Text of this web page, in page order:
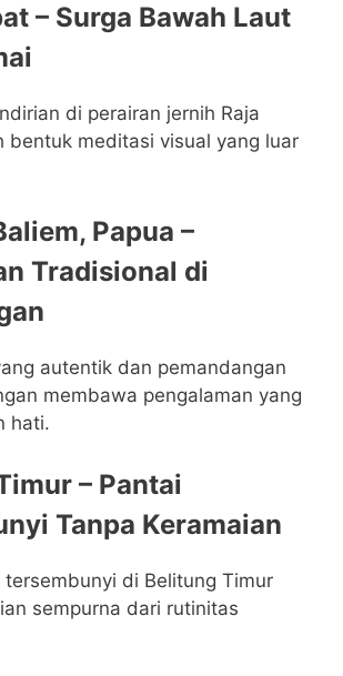
– Surga Bawah Laut
di perairan jernih Raja
bentuk meditasi visual yang luar
Papua –
Tradisional di
autentik dan pemandangan
membawa pengalaman yang
hati.
– Pantai
Tanpa Keramaian
di Belitung Timur
sempurna dari rutinitas